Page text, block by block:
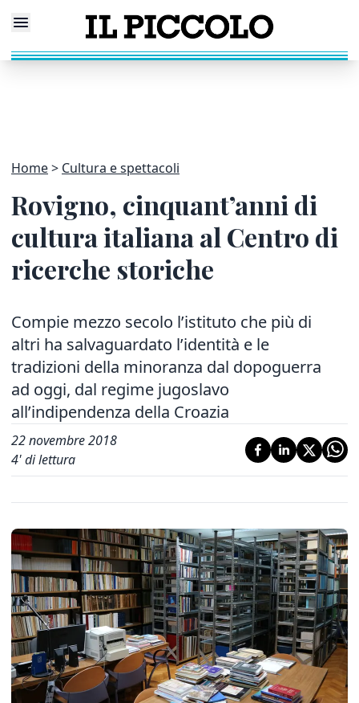
Home Cultura e spettacoli
Rovigno, cinquant’anni di
cultura italiana al Centro di
ricerche storiche
Compie mezzo secolo l’istituto che più di
altri ha salvaguardato l’identità e le
tradizioni della minoranza dal dopoguerra
ad oggi, dal regime jugoslavo
all’indipendenza della Croazia
22 novembre 2018
4' di lettura